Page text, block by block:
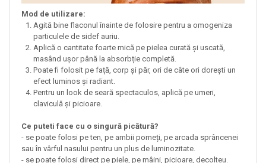
Mod de utilizare:
Agită bine flaconul înainte de folosire pentru a omogeniza
particulele de sidef auriu.
Aplică o cantitate foarte mică pe pielea curată și uscată,
masând ușor până la absorbție completă.
Poate fi folosit pe față, corp și păr, ori de câte ori dorești un
efect luminos și radiant.
Pentru un look de seară spectaculos, aplică pe umeri,
claviculă și picioare.
Ce puteti face cu o singură picătură?
- se poate folosi pe ten, pe ambii pomeți, pe arcada sprâncenei
sau în vârful nasului pentru un plus de luminozitate.
- se poate folosi direct pe piele, pe mâini, picioare, decolteu.